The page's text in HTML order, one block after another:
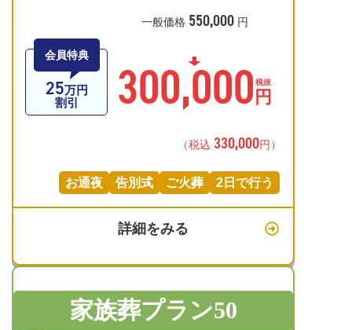
会員特典
25万円
割引
一般価格 550,000円
税抜
300,000 円
（税込 330,000円）
お通夜 告別式 ご火葬 2日で行う
詳細をみる
家族葬プラン50